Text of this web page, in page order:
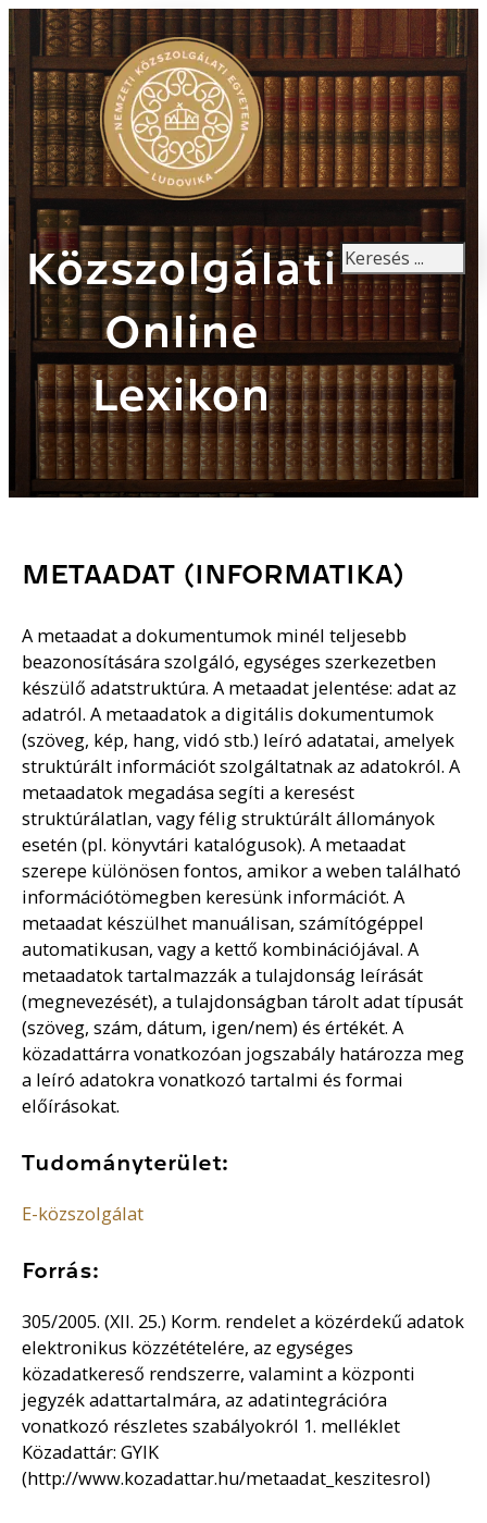
Közszolgálati
Online
Lexikon
Keresés
METAADAT (INFORMATIKA)
A metaadat a dokumentumok minél teljesebb
beazonosítására szolgáló, egységes szerkezetben
készülő adatstruktúra. A metaadat jelentése: adat az
adatról. A metaadatok a digitális dokumentumok
(szöveg, kép, hang, vidó stb.) leíró adatatai, amelyek
struktúrált információt szolgáltatnak az adatokról. A
metaadatok megadása segíti a keresést
struktúrálatlan, vagy félig struktúrált állományok
esetén (pl. könyvtári katalógusok). A metaadat
szerepe különösen fontos, amikor a weben található
információtömegben keresünk információt. A
metaadat készülhet manuálisan, számítógéppel
automatikusan, vagy a kettő kombinációjával. A
metaadatok tartalmazzák a tulajdonság leírását
(megnevezését), a tulajdonságban tárolt adat típusát
(szöveg, szám, dátum, igen/nem) és értékét. A
közadattárra vonatkozóan jogszabály határozza meg
a leíró adatokra vonatkozó tartalmi és formai
előírásokat.
Tudományterület:
E-közszolgálat
Forrás:
305/2005. (XII. 25.) Korm. rendelet a közérdekű adatok
elektronikus közzétételére, az egységes
közadatkereső rendszerre, valamint a központi
jegyzék adattartalmára, az adatintegrációra
vonatkozó részletes szabályokról 1. melléklet
Közadattár: GYIK
(http://www.kozadattar.hu/metaadat_keszitesrol)